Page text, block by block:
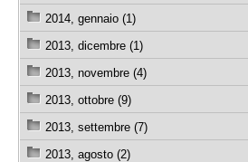
2014, gennaio (1)
2013, dicembre (1)
2013, novembre (4)
2013, ottobre (9)
2013, settembre (7)
2013, agosto (2)